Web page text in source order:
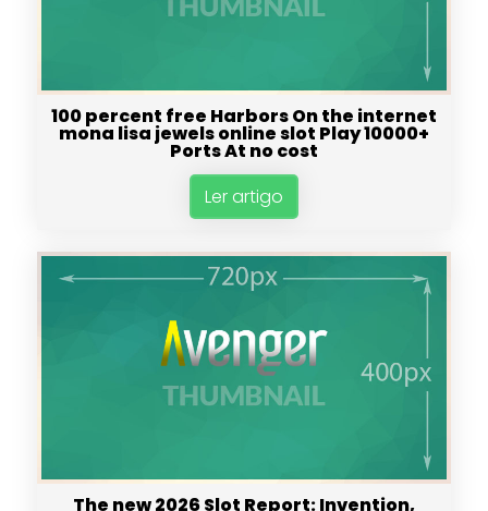
100 percent free Harbors On the internet
mona lisa jewels online slot Play 10000+
Ports At no cost
Ler artigo
The new 2026 Slot Report: Invention,